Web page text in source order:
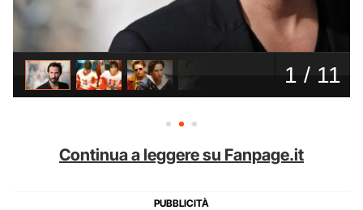
Continua a leggere su Fanpage.it